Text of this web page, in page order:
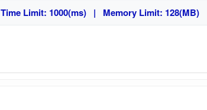
Time Limit: 1000(ms) | Memory Limit: 128(MB)